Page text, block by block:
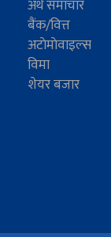
अर्थ समाचार
बैंक/वित्त
अटाेमाेवाइल्स
विमा
शेयर बजार